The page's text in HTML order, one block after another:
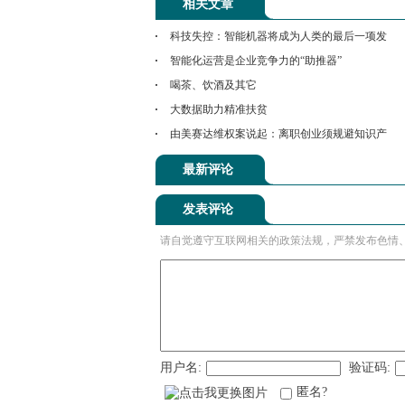
相关文章
科技失控：智能机器将成为人类的最后一项发
智能化运营是企业竞争力的“助推器”
喝茶、饮酒及其它
大数据助力精准扶贫
由美赛达维权案说起：离职创业须规避知识产
最新评论
发表评论
请自觉遵守互联网相关的政策法规，严禁发布色情
用户名:
验证码:
匿名?